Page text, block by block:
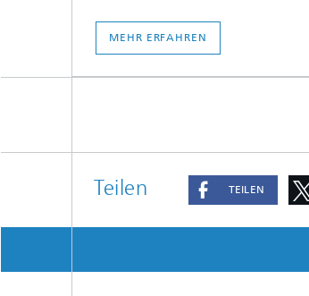
MEHR ERFAHREN
Teilen TEILEN